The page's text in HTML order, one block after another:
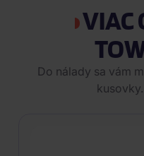
VIAC
Do nálady sa vám